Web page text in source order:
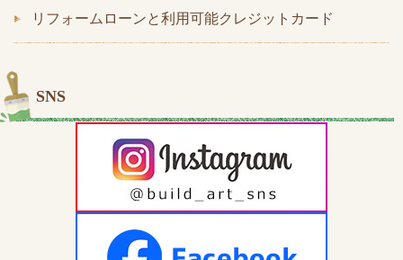
リフォームローンと利用可能クレジットカード
SNS